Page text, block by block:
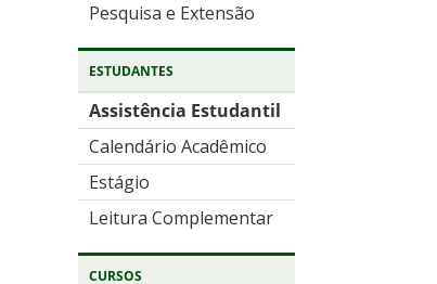
Pesquisa e Extensão
ESTUDANTES
Assistência Estudantil
Calendário Acadêmico
Estágio
Leitura Complementar
CURSOS